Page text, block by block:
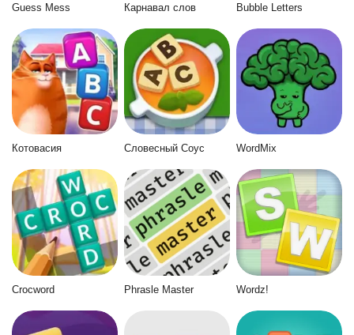
Guess Mess Карнавал слов Bubble Letters
Котовасия Словесный Соус WordMix
Crocword Phrasle Master Wordz!